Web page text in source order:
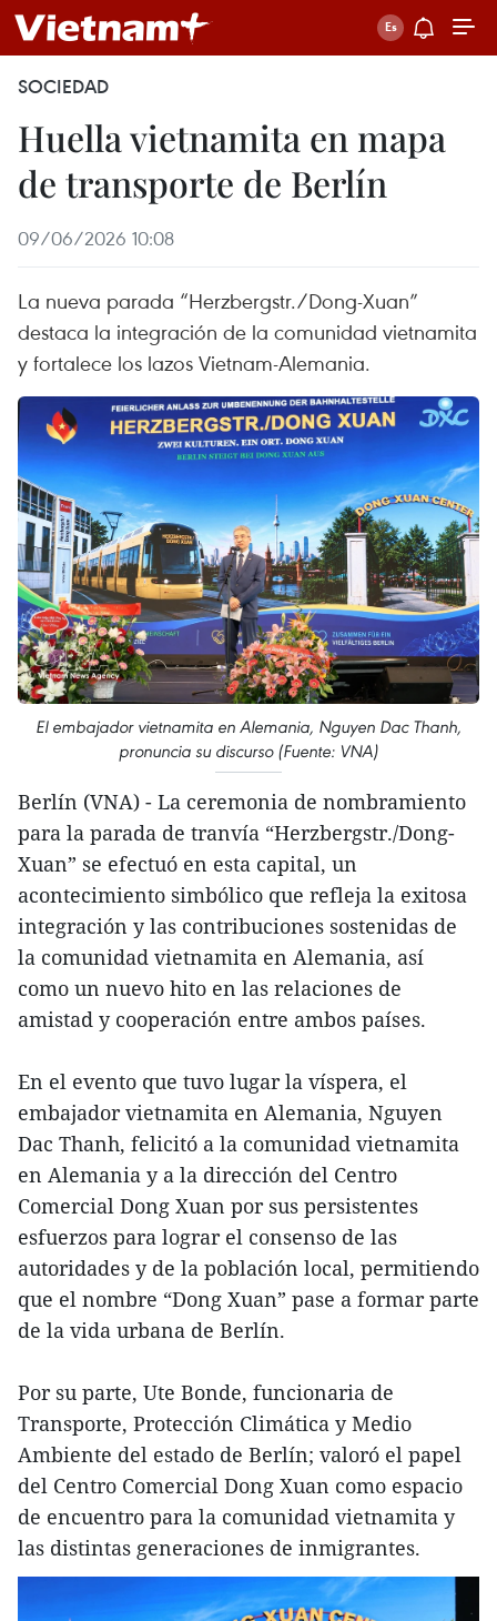
SOCIEDAD
Huella vietnamita en mapa
de transporte de Berlín
09/06/2026 10:08
La nueva parada “Herzbergstr./Dong-Xuan”
destaca la integración de la comunidad vietnamita
y fortalece los lazos Vietnam-Alemania.
El embajador vietnamita en Alemania, Nguyen Dac Thanh,
pronuncia su discurso (Fuente: VNA)
Berlín (VNA) - La ceremonia de nombramiento
para la parada de tranvía “Herzbergstr./Dong-
Xuan” se efectuó en esta capital, un
acontecimiento simbólico que refleja la exitosa
integración y las contribuciones sostenidas de
la comunidad vietnamita en Alemania, así
como un nuevo hito en las relaciones de
amistad y cooperación entre ambos países.
En el evento que tuvo lugar la víspera, el
embajador vietnamita en Alemania, Nguyen
Dac Thanh, felicitó a la comunidad vietnamita
en Alemania y a la dirección del Centro
Comercial Dong Xuan por sus persistentes
esfuerzos para lograr el consenso de las
autoridades y de la población local, permitiendo
que el nombre “Dong Xuan” pase a formar parte
de la vida urbana de Berlín.
Por su parte, Ute Bonde, funcionaria de
Transporte, Protección Climática y Medio
Ambiente del estado de Berlín; valoró el papel
del Centro Comercial Dong Xuan como espacio
de encuentro para la comunidad vietnamita y
las distintas generaciones de inmigrantes.